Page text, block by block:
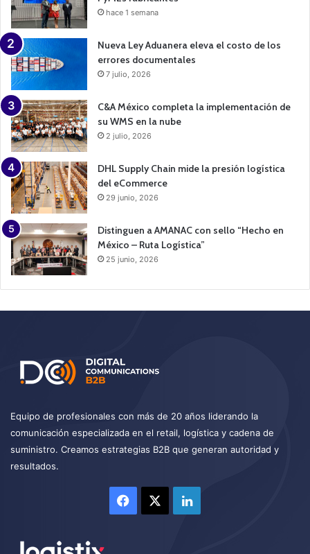
hace 1 semana
Nueva Ley Aduanera eleva el costo de los
errores documentales
7 julio, 2026
C&A México completa la implementación de
su WMS en la nube
2 julio, 2026
DHL Supply Chain mide la presión logística
del eCommerce
29 junio, 2026
Distinguen a AMANAC con sello “Hecho en
México – Ruta Logística”
25 junio, 2026
Equipo de profesionales con más de 20 años liderando la
comunicación especializada en el retail, logística y cadena de
suministro. Creamos estrategias B2B que generan autoridad y
resultados.
Facebook LinkedIn